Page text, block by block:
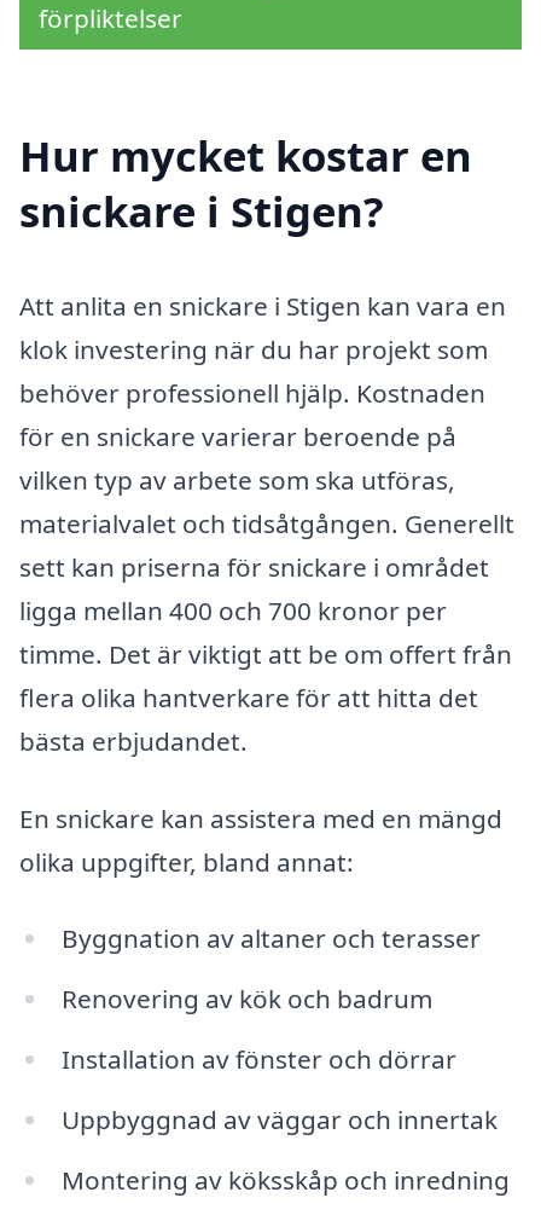
förpliktelser
Hur mycket kostar en
snickare i Stigen?
Att anlita en snickare i Stigen kan vara en
klok investering när du har projekt som
behöver professionell hjälp. Kostnaden
för en snickare varierar beroende på
vilken typ av arbete som ska utföras,
materialvalet och tidsåtgången. Generellt
sett kan priserna för snickare i området
ligga mellan 400 och 700 kronor per
timme. Det är viktigt att be om offert från
flera olika hantverkare för att hitta det
bästa erbjudandet.
En snickare kan assistera med en mängd
olika uppgifter, bland annat:
Byggnation av altaner och terasser
Renovering av kök och badrum
Installation av fönster och dörrar
Uppbyggnad av väggar och innertak
Montering av köksskåp och inredning